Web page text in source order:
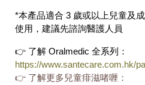
*本產品適合 3 歲或以上兒童及
使用，建議先諮詢醫護人員
👉 了解 Oralmedic 全系列：
https://www.santecare.com.hk/
👉 了解更多兒童痱滋啫喱：